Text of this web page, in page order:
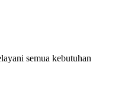
semua kebutuhan